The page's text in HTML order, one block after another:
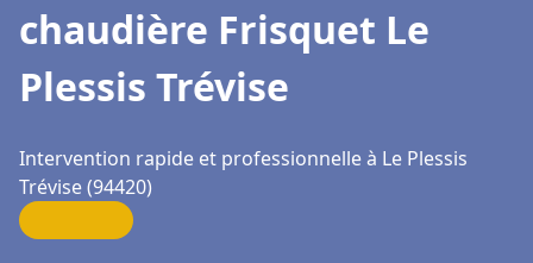
chaudière Frisquet Le
Plessis Trévise
Intervention rapide et professionnelle à Le Plessis
Trévise (94420)